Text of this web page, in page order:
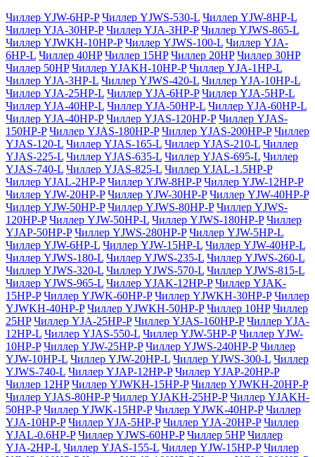
Чиллер YJW-6HP-P Чиллер YJWS-530-L Чиллер YJW-8HP-L
Чиллер YJA-30HP-P Чиллер YJA-3HP-P Чиллер YJWS-865-L
Чиллер YJWKH-10HP-P Чиллер YJWS-100-L Чиллер YJA-
6HP-L Чиллер 40HP Чиллер 15HP Чиллер 20HP Чиллер 30HP
Чиллер 50HP Чиллер YJAKH-10HP-P Чиллер YJA-1HP-L
Чиллер YJA-3HP-L Чиллер YJWS-420-L Чиллер YJA-10HP-L
Чиллер YJA-25HP-L Чиллер YJA-6HP-P Чиллер YJA-5HP-L
Чиллер YJA-40HP-L Чиллер YJA-50HP-L Чиллер YJA-60HP-L
Чиллер YJA-40HP-P Чиллер YJAS-120HP-P Чиллер YJAS-
150HP-P Чиллер YJAS-180HP-P Чиллер YJAS-200HP-P Чиллер
YJAS-120-L Чиллер YJAS-165-L Чиллер YJAS-210-L Чиллер
YJAS-225-L Чиллер YJAS-635-L Чиллер YJAS-695-L Чиллер
YJAS-740-L Чиллер YJAS-825-L Чиллер YJAL-1.5HP-P
Чиллер YJAL-2HP-P Чиллер YJW-8HP-P Чиллер YJW-12HP-P
Чиллер YJW-20HP-P Чиллер YJW-30HP-P Чиллер YJW-40HP-P
Чиллер YJW-50HP-P Чиллер YJWS-80HP-P Чиллер YJWS-
120HP-P Чиллер YJW-50HP-L Чиллер YJWS-180HP-P Чиллер
YJAP-50HP-P Чиллер YJWS-280HP-P Чиллер YJW-5HP-L
Чиллер YJW-6HP-L Чиллер YJW-15HP-L Чиллер YJW-40HP-L
Чиллер YJWS-180-L Чиллер YJWS-235-L Чиллер YJWS-260-L
Чиллер YJWS-320-L Чиллер YJWS-570-L Чиллер YJWS-815-L
Чиллер YJWS-965-L Чиллер YJAK-12HP-P Чиллер YJAK-
15HP-P Чиллер YJWK-60HP-P Чиллер YJWKH-30HP-P Чиллер
YJWKH-40HP-P Чиллер YJWKH-50HP-P Чиллер 10HP Чиллер
25HP Чиллер YJA-25HP-P Чиллер YJAS-160HP-P Чиллер YJA-
12HP-L Чиллер YJAS-550-L Чиллер YJW-5HP-P Чиллер YJW-
10HP-P Чиллер YJW-25HP-P Чиллер YJWS-240HP-P Чиллер
YJW-10HP-L Чиллер YJW-20HP-L Чиллер YJWS-300-L Чиллер
YJWS-740-L Чиллер YJAP-12HP-P Чиллер YJAP-20HP-P
Чиллер 12HP Чиллер YJWKH-15HP-P Чиллер YJWKH-20HP-P
Чиллер YJAS-80HP-P Чиллер YJAKH-25HP-P Чиллер YJAKH-
50HP-P Чиллер YJWK-15HP-P Чиллер YJWK-40HP-P Чиллер
YJA-10HP-P Чиллер YJA-5HP-P Чиллер YJA-20HP-P Чиллер
YJAL-0.6HP-P Чиллер YJWS-60HP-P Чиллер 5HP Чиллер
YJA-2HP-L Чиллер YJAS-155-L Чиллер YJW-15HP-P Чиллер